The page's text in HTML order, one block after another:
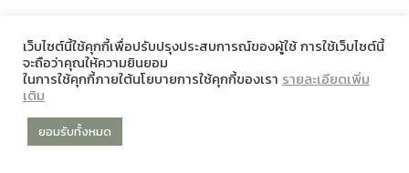
เว็บไซต์นี้ใช้คุกกี้เพื่อปรับปรุงประสบการณ์ของผู้ใช้ การใช้เว็บไซต์นี้
จะถือว่าคุณให้ความยินยอม
ในการใช้คุกกี้ภายใต้นโยบายการใช้คุกกี้ของเรา รายละเอียดเพิ่ม
เติม
ยอมรับทั้งหมด